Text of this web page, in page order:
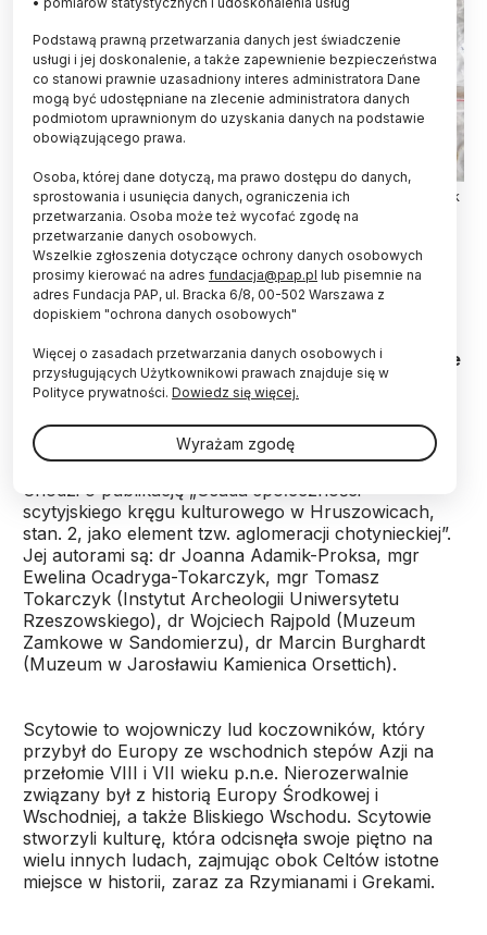
12.09.2018. Fragmenty skorup znalezionych podczas wykopalisk
na tzw. zolniku zlokalizowanym na grodzisku z wczesnej epoki
żelaza i związanym ze scytyjskim kręgiem kulturowym w
Chotyńcu. PAP/Darek Delmanowicz
Nieznane wcześniej informacje o ludach z
scytyjskiego kręgu kulturowego, które 600 lat
jarosławską i przemyską, będzie można poznać we
wtorek w Muzeum w Jarosławiu Kamienica
Orsettich. Prezentowana będzie m.in. książka
przybliżająca ten temat.
Chodzi o publikację „Osada społeczności
scytyjskiego kręgu kulturowego w Hruszowicach,
stan. 2, jako element tzw. aglomeracji chotynieckiej”.
Jej autorami są: dr Joanna Adamik-Proksa, mgr
Ewelina Ocadryga-Tokarczyk, mgr Tomasz
Tokarczyk (Instytut Archeologii Uniwersytetu
Rzeszowskiego), dr Wojciech Rajpold (Muzeum
Zamkowe w Sandomierzu), dr Marcin Burghardt
(Muzeum w Jarosławiu Kamienica Orsettich).
Scytowie to wojowniczy lud koczowników, który
przybył do Europy ze wschodnich stepów Azji na
przełomie VIII i VII wieku p.n.e. Nierozerwalnie
związany był z historią Europy Środkowej i
Wschodniej, a także Bliskiego Wschodu. Scytowie
stworzyli kulturę, która odcisnęła swoje piętno na
wielu innych ludach, zajmując obok Celtów istotne
miejsce w historii, zaraz za Rzymianami i Grekami.
Podstawą prawną przetwarzania danych jest świadczenie
usługi i jej doskonalenie, a także zapewnienie bezpieczeństwa
co stanowi prawnie uzasadniony interes administratora Dane
mogą być udostępniane na zlecenie administratora danych
podmiotom uprawnionym do uzyskania danych na podstawie
obowiązującego prawa.
Osoba, której dane dotyczą, ma prawo dostępu do danych,
sprostowania i usunięcia danych, ograniczenia ich
przetwarzania. Osoba może też wycofać zgodę na
przetwarzanie danych osobowych.
Wszelkie zgłoszenia dotyczące ochrony danych osobowych
prosimy kierować na adres fundacja@pap.pl lub pisemnie na
adres Fundacja PAP, ul. Bracka 6/8, 00-502 Warszawa z
dopiskiem "ochrona danych osobowych"
Więcej o zasadach przetwarzania danych osobowych i
przysługujących Użytkownikowi prawach znajduje się w
Polityce prywatności. Dowiedz się więcej.
Wyrażam zgodę